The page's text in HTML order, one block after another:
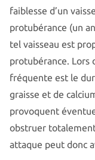
faiblesse d’un
protubérance (un
tel vaisseau est
protubérance. Lors
fréquente est le
graisse et de
provoquent
obstruer
attaque peut donc